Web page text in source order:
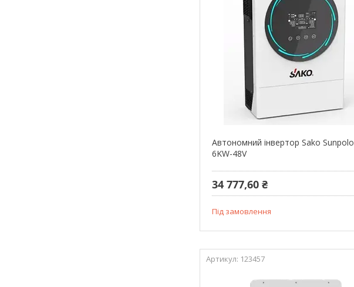
Автономний інвертор Sako Sunpolo
6KW-48V
34 777,60 ₴
Під замовлення
123457